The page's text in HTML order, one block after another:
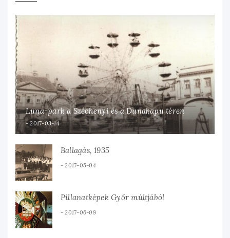
Luna-park a Széchenyi és a Dunakapu téren
2017-03-14
Ballagás, 1935
2017-05-04
Pillanatképek Győr múltjából
2017-06-09